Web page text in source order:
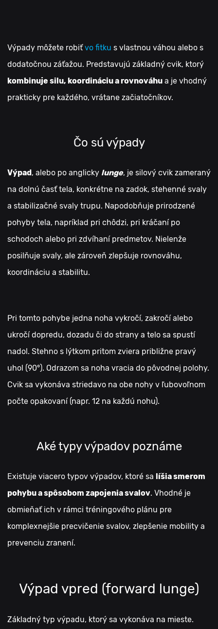
Výpady môžete robiťvo fitku s vlastnou váhou alebo s
dodatočnou záťažou. Predstavujú základný cvik, ktorý
kombinuje silu, koordináciu a rovnováhu a je vhodný
prakticky pre každého, vrátane začiatočníkov.
Čo sú výpady
Výpad, alebo po anglicky lunge, je silový cvik zameraný
na dolnú časť tela, konkrétne na zadok, stehenné svaly
a stabilizačné svaly trupu. Napodobňuje prirodzené
pohyby tela, napríklad pri chôdzi, pri kráčaní po
schodoch alebo pri zdvíhaní predmetov. Nielenže
posilňuje svaly, ale zároveň zlepšuje rovnováhu,
koordináciu a stabilitu.
Pri tomto pohybe jedna noha vykročí, zakročí alebo
ukročí dopredu, dozadu či do strany a telo sa spustí
nadol. Stehno s lýtkom pritom zviera približne pravý
uhol (90°). Odrazom sa noha vracia do pôvodnej polohy.
Cvik sa vykonáva striedavo na obe nohy v ľubovoľnom
počte opakovaní (napr. 12 na každú nohu).
Aké typy výpadov poznáme
Existuje viacero typov výpadov, ktoré sa líšia smerom
pohybu a spôsobom zapojenia svalov. Vhodné je
obmieňať ich v rámci tréningového plánu pre
komplexnejšie precvičenie svalov, zlepšenie mobility a
prevenciu zranení.
Výpad vpred (forward lunge)
Základný typ výpadu, ktorý sa vykonáva na mieste.